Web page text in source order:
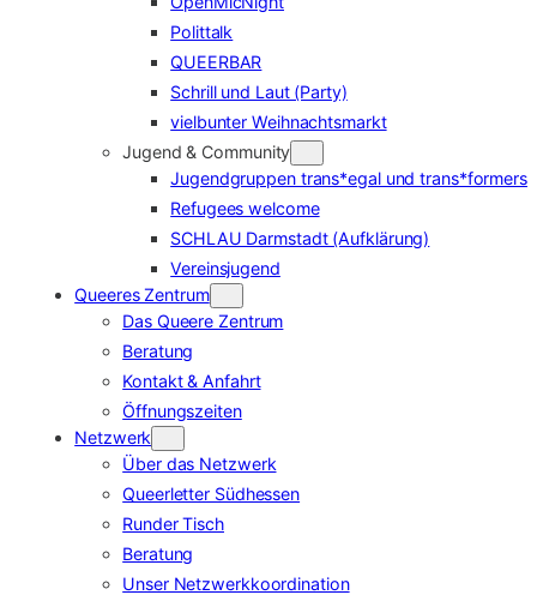
Polittalk
QUEERBAR
Schrill und Laut (Party)
vielbunter Weihnachtsmarkt
Jugend & Community
Jugendgruppen trans*egal und trans*formers
Refugees welcome
SCHLAU Darmstadt (Aufklärung)
Vereinsjugend
Queeres Zentrum
Das Queere Zentrum
Beratung
Kontakt & Anfahrt
Öffnungszeiten
Netzwerk
Über das Netzwerk
Queerletter Südhessen
Runder Tisch
Beratung
Unser Netzwerkkoordination